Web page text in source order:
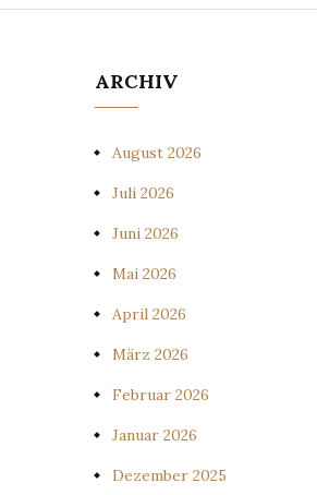
ARCHIV
August 2026
Juli 2026
Juni 2026
Mai 2026
April 2026
März 2026
Februar 2026
Januar 2026
Dezember 2025